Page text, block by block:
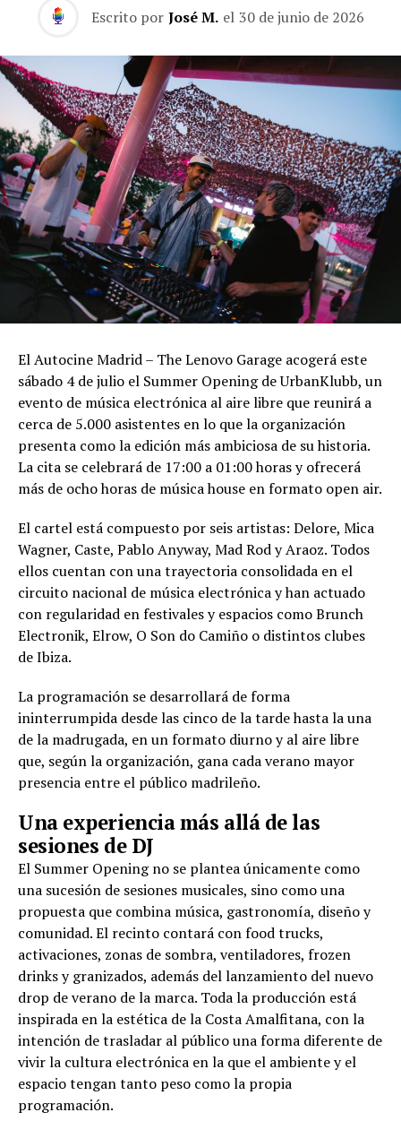
Escrito por José M. el 30 de junio de 2026
El Autocine Madrid – The Lenovo Garage acogerá este
sábado 4 de julio el Summer Opening de UrbanKlubb, un
evento de música electrónica al aire libre que reunirá a
cerca de 5.000 asistentes en lo que la organización
presenta como la edición más ambiciosa de su historia.
La cita se celebrará de 17:00 a 01:00 horas y ofrecerá
más de ocho horas de música house en formato open air.
El cartel está compuesto por seis artistas: Delore, Mica
Wagner, Caste, Pablo Anyway, Mad Rod y Araoz. Todos
ellos cuentan con una trayectoria consolidada en el
circuito nacional de música electrónica y han actuado
con regularidad en festivales y espacios como Brunch
Electronik, Elrow, O Son do Camiño o distintos clubes
de Ibiza.
La programación se desarrollará de forma
ininterrumpida desde las cinco de la tarde hasta la una
de la madrugada, en un formato diurno y al aire libre
que, según la organización, gana cada verano mayor
presencia entre el público madrileño.
Una experiencia más allá de las
sesiones de DJ
El Summer Opening no se plantea únicamente como
una sucesión de sesiones musicales, sino como una
propuesta que combina música, gastronomía, diseño y
comunidad. El recinto contará con food trucks,
activaciones, zonas de sombra, ventiladores, frozen
drinks y granizados, además del lanzamiento del nuevo
drop de verano de la marca. Toda la producción está
inspirada en la estética de la Costa Amalfitana, con la
intención de trasladar al público una forma diferente de
vivir la cultura electrónica en la que el ambiente y el
espacio tengan tanto peso como la propia
programación.